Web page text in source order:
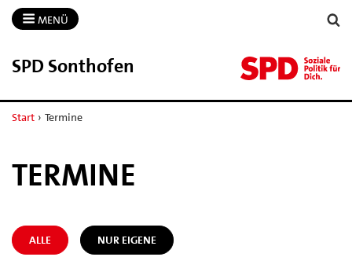
MENÜ
SPD Sonthofen
Start › Termine
TERMINE
ALLE NUR EIGENE